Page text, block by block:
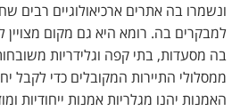
ונשמרו בה אתרים ארכיאולוגיים רבים
למבקרים בה. רומא היא גם מקום מצויין
בה מסעדות, בתי קפה וגלידריות
ממסלולי התיירות המקובלים כדי לקבל
האמנות יהנו מגלריות אמנות ייחודיות